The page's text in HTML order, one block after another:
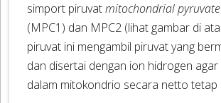
simport piruvatmitochondrial
(MPC1) dan MPC2 (lihat gambar di
piruvat ini mengambil piruvat yang
dan disertai dengan ion hidrogen
dalam mitokondrio secara netto tetap